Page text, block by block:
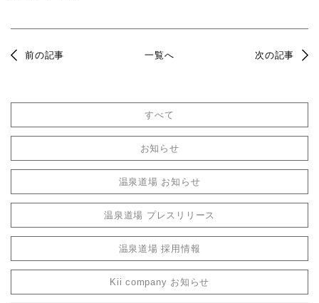
前の記事 一覧へ 次の記事
すべて
お知らせ
温泉道場 お知らせ
温泉道場 プレスリリース
温泉道場 採用情報
Kii company お知らせ